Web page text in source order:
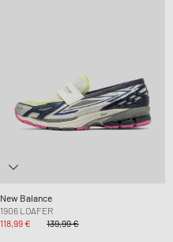
New Balance
1906 LOAFER
118,99 €
139,99 €